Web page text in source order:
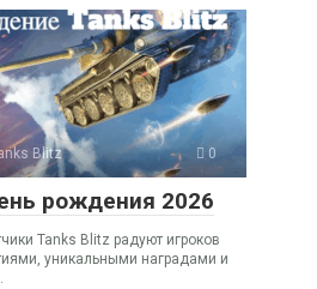
Blitz 0
рождения 2026
Tanks Blitz радуют игроков
уникальными наградами и